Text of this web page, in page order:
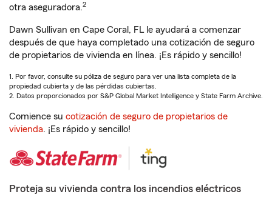
otra aseguradora.2
Dawn Sullivan en Cape Coral, FL le ayudará a comenzar
después de que haya completado una cotización de seguro
de propietarios de vivienda en línea. ¡Es rápido y sencillo!
1. Por favor, consulte su póliza de seguro para ver una lista completa de la
propiedad cubierta y de las pérdidas cubiertas.
2. Datos proporcionados por S&P Global Market Intelligence y State Farm Archive.
Comience su cotización de seguro de propietarios de
vivienda. ¡Es rápido y sencillo!
Proteja su vivienda contra los incendios eléctricos